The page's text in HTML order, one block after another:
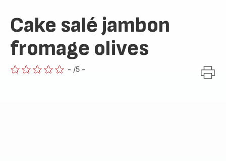
Cake salé jambon
fromage olives
- /5 -